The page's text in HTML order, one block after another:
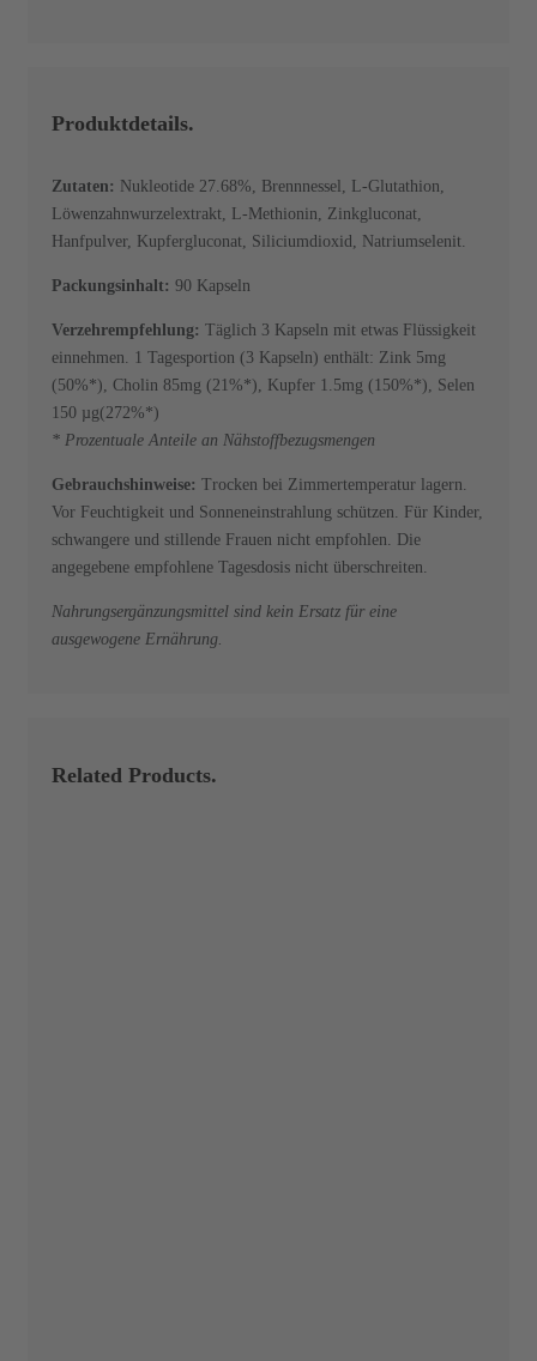
Produktdetails.
Zutaten: Nukleotide 27.68%, Brennnessel, L-Glutathion,
Löwenzahnwurzelextrakt, L-Methionin, Zinkgluconat,
Hanfpulver, Kupfergluconat, Siliciumdioxid, Natriumselenit.
Packungsinhalt: 90 Kapseln
Verzehrempfehlung: Täglich 3 Kapseln mit etwas Flüssigkeit
einnehmen. 1 Tagesportion (3 Kapseln) enthält: Zink 5mg
(50%*), Cholin 85mg (21%*), Kupfer 1.5mg (150%*), Selen
150 µg(272%*)
* Prozentuale Anteile an Nähstoffbezugsmengen
Gebrauchshinweise: Trocken bei Zimmertemperatur lagern.
Vor Feuchtigkeit und Sonneneinstrahlung schützen. Für Kinder,
schwangere und stillende Frauen nicht empfohlen. Die
angegebene empfohlene Tagesdosis nicht überschreiten.
Nahrungsergänzungsmittel sind kein Ersatz für eine
ausgewogene Ernährung.
Related Products.